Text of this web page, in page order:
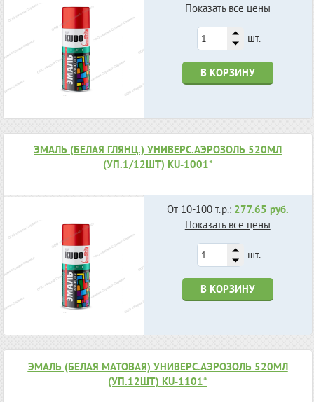
Показать все цены
шт.
В КОРЗИНУ
ЭМАЛЬ (БЕЛАЯ ГЛЯНЦ.) УНИВЕРС.АЭРОЗОЛЬ 520МЛ
(УП.1/12ШТ) KU-1001*
От 10-100 т.р.: 277.65 руб.
Показать все цены
шт.
В КОРЗИНУ
ЭМАЛЬ (БЕЛАЯ МАТОВАЯ) УНИВЕРС.АЭРОЗОЛЬ 520МЛ
(УП.12ШТ) KU-1101*